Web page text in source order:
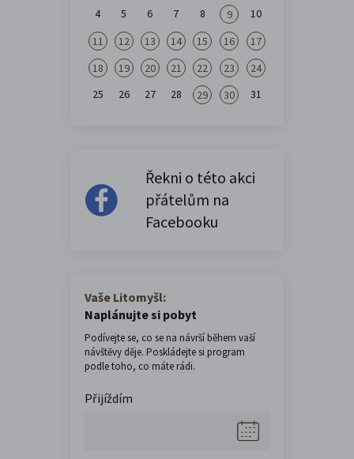
4
5 6 7 8 9
10
11
12 13 14 15 16
17
18
19 20 21 22 23
24
25
26 27 28 29 30 31
Řekni o této akci
přátelům na
Facebooku
Vaše Litomyšl:
Naplánujte si pobyt
Podívejte se, co se na návrší během vaší
návštěvy děje. Poskládejte si program
podle toho, co máte rádi.
Přijíždím